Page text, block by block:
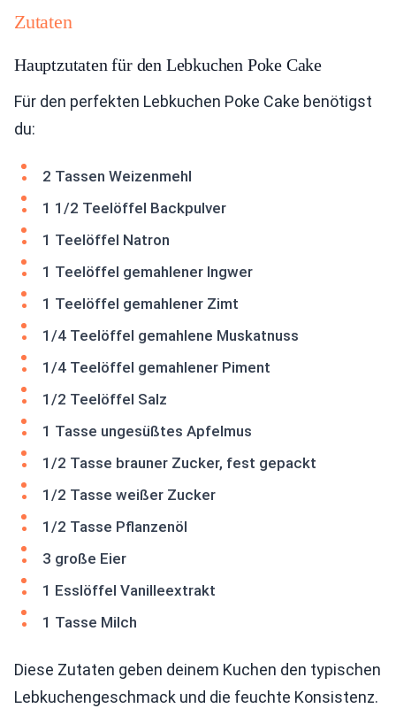
Zutaten
Hauptzutaten für den Lebkuchen Poke Cake
Für den perfekten Lebkuchen Poke Cake benötigst
du:
2 Tassen Weizenmehl
1 1/2 Teelöffel Backpulver
1 Teelöffel Natron
1 Teelöffel gemahlener Ingwer
1 Teelöffel gemahlener Zimt
1/4 Teelöffel gemahlene Muskatnuss
1/4 Teelöffel gemahlener Piment
1/2 Teelöffel Salz
1 Tasse ungesüßtes Apfelmus
1/2 Tasse brauner Zucker, fest gepackt
1/2 Tasse weißer Zucker
1/2 Tasse Pflanzenöl
3 große Eier
1 Esslöffel Vanilleextrakt
1 Tasse Milch
Diese Zutaten geben deinem Kuchen den typischen
Lebkuchengeschmack und die feuchte Konsistenz.